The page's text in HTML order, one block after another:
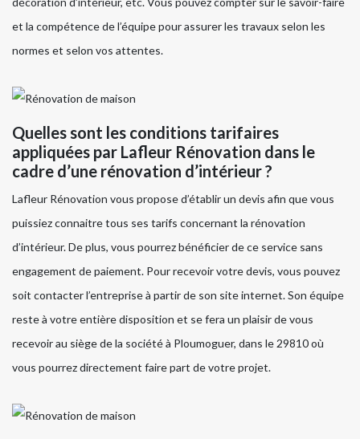
et la compétence de l’équipe pour assurer les travaux selon les
normes et selon vos attentes.
Quelles sont les conditions tarifaires
appliquées par Lafleur Rénovation dans le
cadre d’une rénovation d’intérieur ?
Lafleur Rénovation vous propose d’établir un devis afin que vous
puissiez connaitre tous ses tarifs concernant la rénovation
d’intérieur. De plus, vous pourrez bénéficier de ce service sans
engagement de paiement. Pour recevoir votre devis, vous pouvez
soit contacter l’entreprise à partir de son site internet. Son équipe
reste à votre entière disposition et se fera un plaisir de vous
recevoir au siège de la société à Ploumoguer, dans le 29810 où
vous pourrez directement faire part de votre projet.